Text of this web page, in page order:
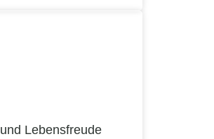
Lebensfreude